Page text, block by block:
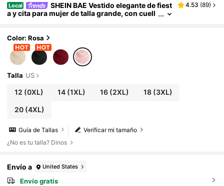
Local
SHEIN BAE Vestido elegante de fiest
a y cita para mujer de talla grande, con cuell
s, color rosa
4.53 (89)
Color: Rosa
Talla US
12 (0XL) 14 (1XL) 16(2XL) 18(3XL)
20(4XL)
Verificar mi tamaño
Guía de Tallas
¿No es tu talla? Dinos
Envío a United States
Envío gratis